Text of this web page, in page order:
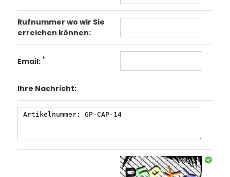
Rufnummer wo wir Sie
erreichen können:
Email: *
Ihre Nachricht: